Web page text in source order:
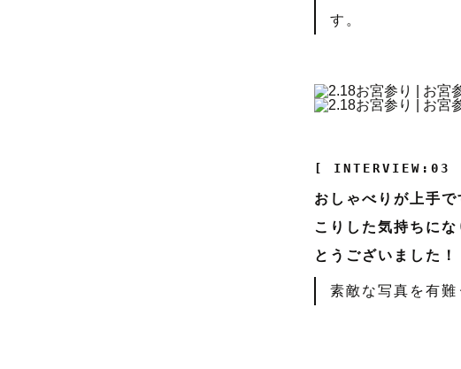
す。
[ INTERVIEW:03
おしゃべりが上手
こりした気持ちに
とうございました
素敵な写真を有